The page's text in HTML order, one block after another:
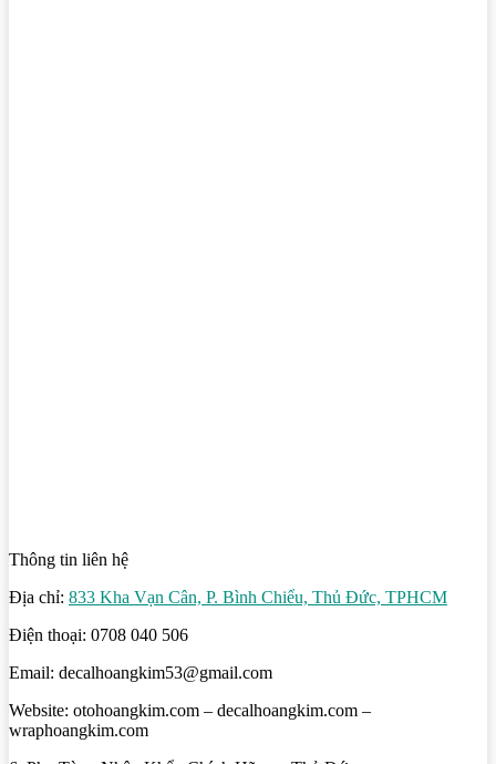
Thông tin liên hệ
Địa chỉ: 833 Kha Vạn Cân, P. Bình Chiểu, Thủ Đức, TPHCM
Điện thoại: 0708 040 506
Email: decalhoangkim53@gmail.com
Website: otohoangkim.com – decalhoangkim.com –
wraphoangkim.com